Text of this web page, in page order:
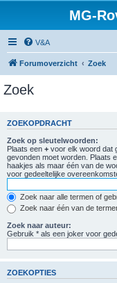
MG-
V&A
Forumoverzicht Zoek
Zoek
ZOEKOPDRACHT
Zoek op sleutelwoorden:
Plaats een + voor elk woord dat
gevonden moet worden. Plaats
haakjes als maar één van de
voor gedeeltelijke
Zoek naar alle termen of
Zoek naar één van de
Zoek naar auteur:
Gebruik * als een joker voor
ZOEKOPTIES